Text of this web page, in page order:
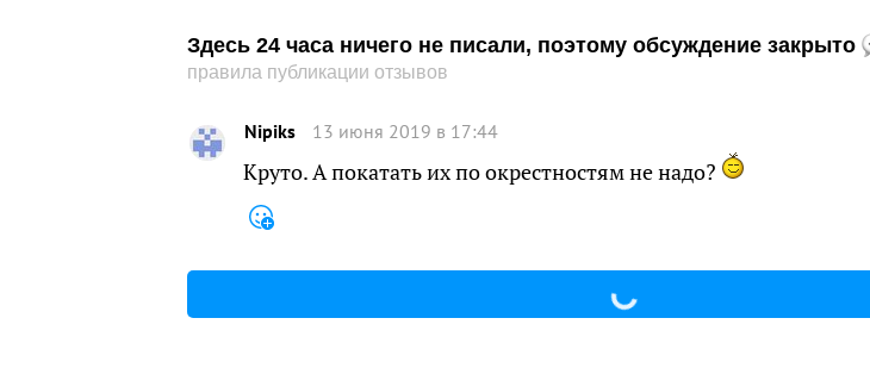
Здесь 24 часа ничего не писали, поэтому обсуждение закрыто
правила публикации отзывов
Nipiks 13 июня 2019 в 17:44
Круто. А покатать их по окрестностям не надо?